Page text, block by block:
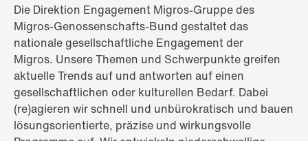
Die Direktion Engagement Migros-Gruppe des
Migros-Genossenschafts-Bund gestaltet das
nationale gesellschaftliche Engagement der
Migros. Unsere Themen und Schwerpunkte greifen
aktuelle Trends auf und antworten auf einen
gesellschaftlichen oder kulturellen Bedarf. Dabei
(re)agieren wir schnell und unbürokratisch und bauen
lösungsorientierte, präzise und wirkungsvolle